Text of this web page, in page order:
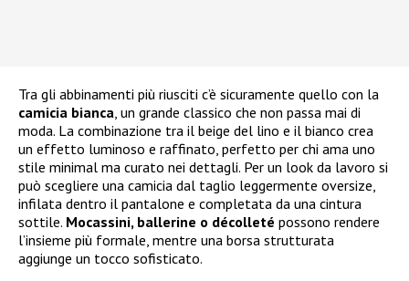
Tra gli abbinamenti più riusciti c’è sicuramente quello con la
camicia bianca, un grande classico che non passa mai di
moda. La combinazione tra il beige del lino e il bianco crea
un effetto luminoso e raffinato, perfetto per chi ama uno
stile minimal ma curato nei dettagli. Per un look da lavoro si
può scegliere una camicia dal taglio leggermente oversize,
infilata dentro il pantalone e completata da una cintura
sottile. Mocassini, ballerine o décolleté possono rendere
l’insieme più formale, mentre una borsa strutturata
aggiunge un tocco sofisticato.